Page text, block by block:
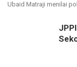
Ubaid Matraji menilai